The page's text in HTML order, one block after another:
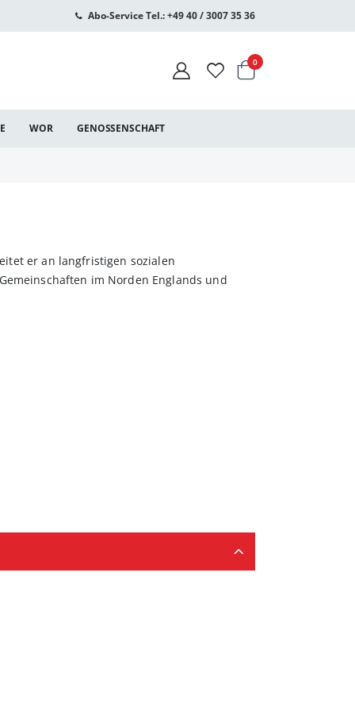
Abo-Service Tel.: +49 40 / 3007 35 36
Warenkorb
0Artikel
WOR GENOSSENSCHAFT
er an langfristigen sozialen
im Norden Englands und